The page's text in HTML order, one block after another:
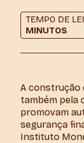
TEMPO DE
MINUTOS
A construção
também pela
promovam
segurança
Instituto